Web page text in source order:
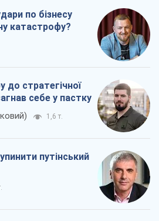
по бізнесу
катастрофу?
до стратегічної
себе у пастку
1,6 т.
путінський